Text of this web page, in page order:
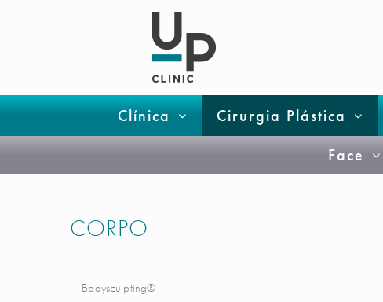
Clínica Cirurgia Plástica
Face
CORPO
Bodysculpting®